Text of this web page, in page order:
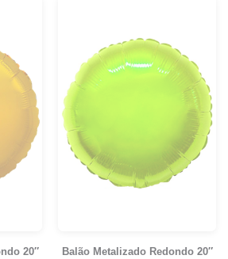
20″
Balão Metalizado Redondo 20″